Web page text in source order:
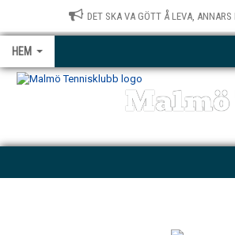
DET SKA VA GÖTT Å LEVA,
HEM